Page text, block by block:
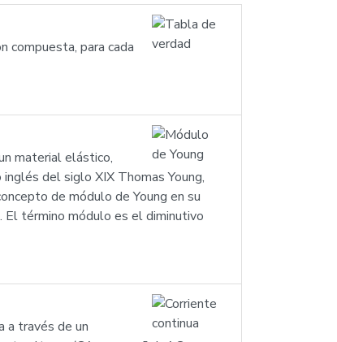
compuesta, para cada
material elástico,
del siglo XIX Thomas Young,
de módulo de Young en su
El término módulo es el diminutivo
a través de un